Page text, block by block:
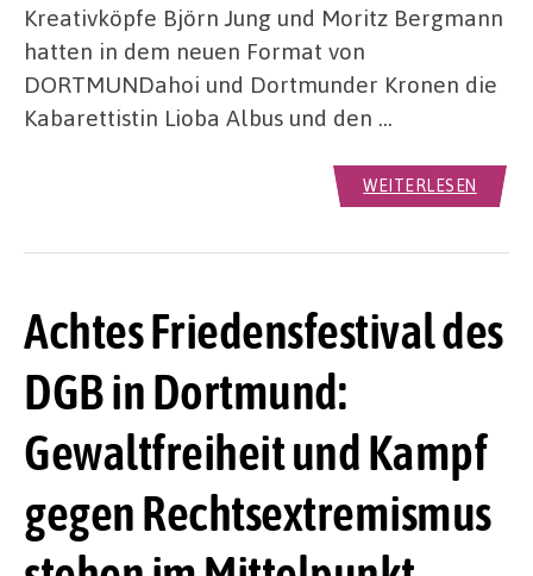
Kreativköpfe Björn Jung und Moritz Bergmann
hatten in dem neuen Format von
DORTMUNDahoi und Dortmunder Kronen die
Kabarettistin Lioba Albus und den …
WEITERLESEN
Achtes Friedensfestival des
DGB in Dortmund:
Gewaltfreiheit und Kampf
gegen Rechtsextremismus